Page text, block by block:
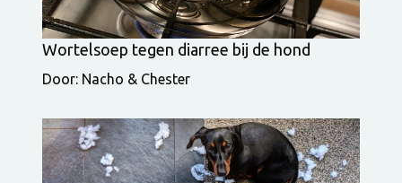
Wortelsoep tegen diarree bij de hond
Door: Nacho & Chester